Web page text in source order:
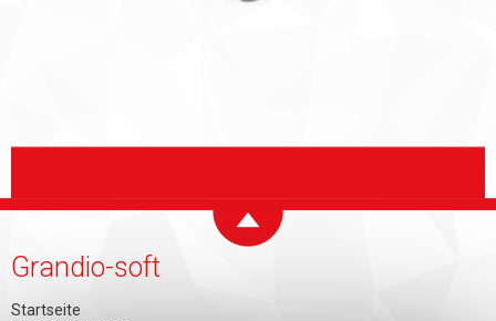
Grandio-soft
Startseite